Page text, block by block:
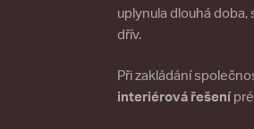
uplynula dlouhá
dřív.
Při zakládání
interiérová řešení